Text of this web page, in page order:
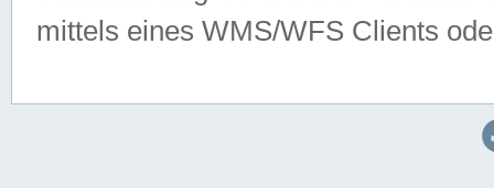
mittels eines WMS/WFS Clients